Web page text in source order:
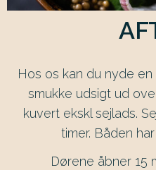
Hos os kan du nyde
smukke udsigt ud
kuvert ekskl sejlads.
timer. Båden
Dørene åbner 15